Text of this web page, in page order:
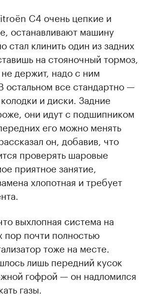
С4 очень цепкие и
останавливают машину
стал клинить один из задних
на стояночный тормоз,
держит, надо с ним
остальном все стандартно —
и диски. Задние
они идут с подшипником
его можно менять
он, добавив, что
проверять шаровые
приятное занятие,
хлопотная и требует
выхлопная система на
почти полностью
тоже на месте.
лишь передний кусок
гофрой — он надломился
газы.